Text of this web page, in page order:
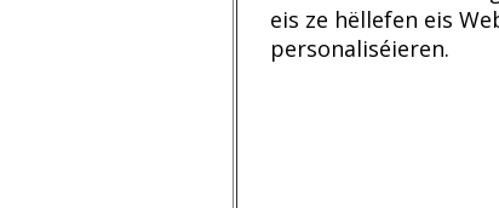
eis ze hëllefen eis
personaliséieren.